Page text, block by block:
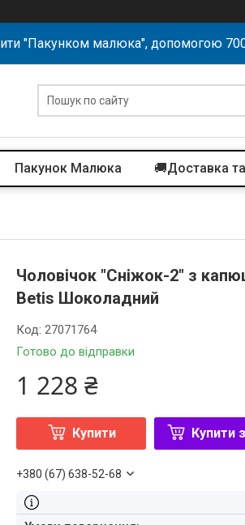
"Пакунком малюка", допомогою
Пакунок Малюка 🚚Доставка
Чоловічок "Сніжок-2" з
Betis Шоколадний
Готово до відправки
Код:27071764
1 228 ₴
Купити Купити з
+380 (67) 638-52-68